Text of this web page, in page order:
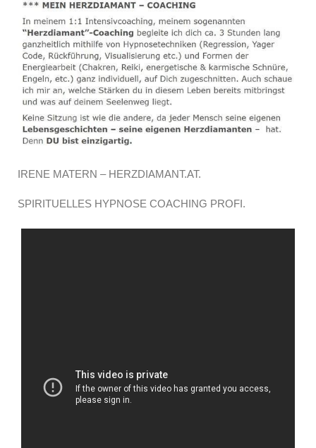
IRENE MATERN – HERZDIAMANT.AT.
SPIRITUELLES HYPNOSE COACHING PROFI.